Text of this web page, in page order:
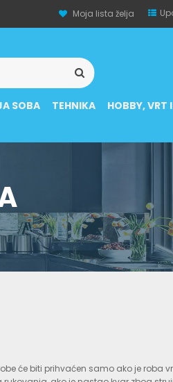
Moja lista želja
SOBA TEHNIKA HOBBY, VRT
će biti prihvaćen samo ako je roba